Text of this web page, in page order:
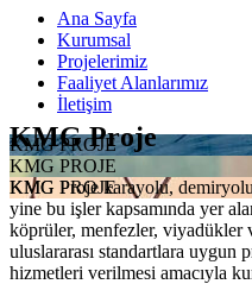
Ana Sayfa
Kurumsal
Projelerimiz
Faaliyet Alanlarımız
İletişim
KMG PROJE
KMG PROJE
KMG PROJE
KMG Proje
KMG Proje karayolu,
yine bu işler kapsamında yer
köprüler, menfezler, viyadükler
uluslararası standartlara uygun
hizmetleri verilmesi amacıyla